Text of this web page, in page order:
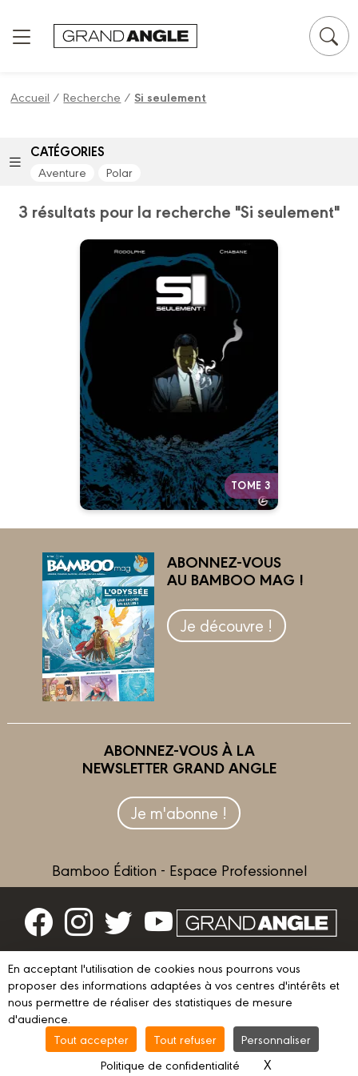
Accueil /Recherche /Si seulement
CATÉGORIES
Aventure Polar
3 résultats pour la recherche "Si seulement"
TOME 3
Si seulement
Vol. 03/3
Date de parution :
27/06/2012
Autres tomes
ABONNEZ-VOUS
AU BAMBOO MAG !
Je découvre !
ABONNEZ-VOUS À LA
NEWSLETTER GRAND ANGLE
Je m'abonne !
Bamboo Édition - Espace Professionnel
Contactez-nous
Devenir partenaire
© 2023 GRAND ANGLE Mentions légales
Conditions d’utilisation
Vie privée
Gestion des cookies
En acceptant l'utilisation de cookies nous pourrons vous
proposer des informations adaptées à vos centres d'intérêts et
nous permettre de réaliser des statistiques de mesure
d'audience.
Tout accepter
Tout refuser
Personnaliser
Politique de confidentialité
X